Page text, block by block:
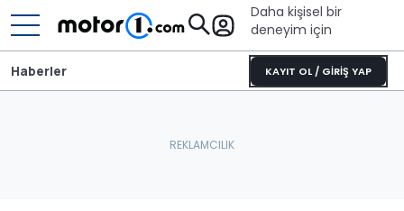
Daha kişisel bir
deneyim için
KAYIT OL / GİRİŞ YAP
Haberler